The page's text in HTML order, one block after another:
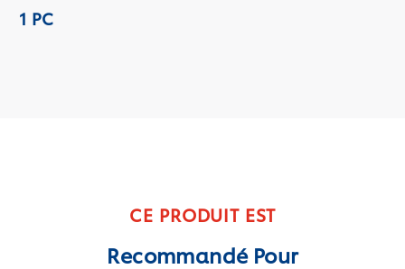
1 PC
CE PRODUIT EST
Recommandé Pour